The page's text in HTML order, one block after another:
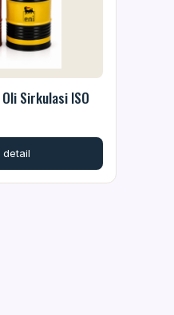
Sirkulasi ISO
detail